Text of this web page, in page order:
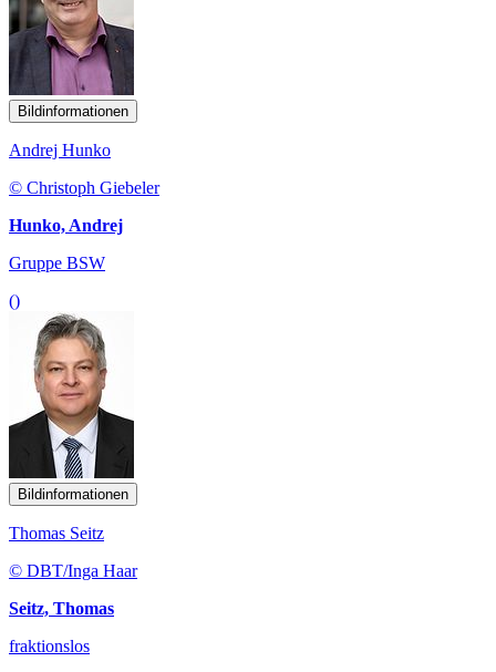
Bildinformationen
Andrej Hunko
© Christoph Giebeler
Hunko, Andrej
Gruppe BSW
()
Bildinformationen
Thomas Seitz
© DBT/Inga Haar
Seitz, Thomas
fraktionslos